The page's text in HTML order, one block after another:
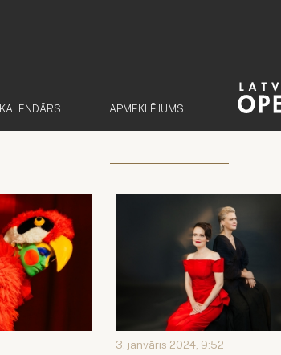
KALENDĀRS APMEKLĒJUMS
3. janvāris 2024, 9:52